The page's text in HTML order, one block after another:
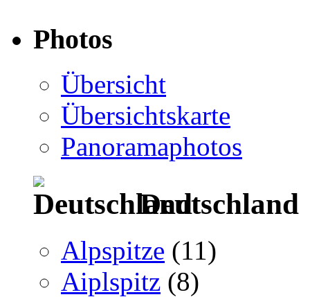
Photos
Übersicht
Übersichtskarte
Panoramaphotos
Deutschland
Alpspitze (11)
Aiplspitz (8)